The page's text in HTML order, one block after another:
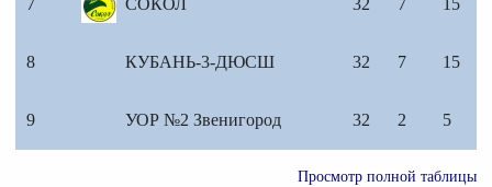
7 СОКОЛ 32 7 15
8 КУБАНЬ-3-ДЮСШ 32 7 15
9 УОР №2 Звенигород 32 2 5
Просмотр полной таблицы